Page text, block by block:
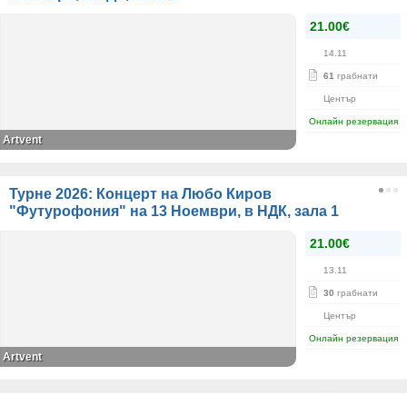
21.00€
14.11
61 грабнати
Център
Онлайн резервация
Artvent
Турне 2026: Концерт на Любо Киров
"Футурофония" на 13 Ноември, в НДК, зала 1
21.00€
13.11
30 грабнати
Център
Онлайн резервация
Artvent